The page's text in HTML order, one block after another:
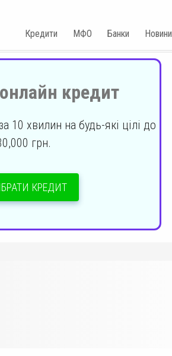
Кредити МФО Банки Новини
кредит
10 хвилин на будь-які цілі до
грн.
КРЕДИТ